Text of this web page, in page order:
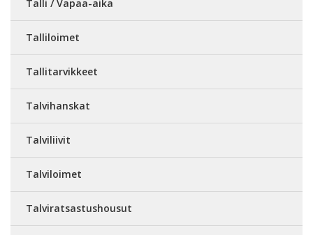
Talli / Vapaa-aika
Talliloimet
Tallitarvikkeet
Talvihanskat
Talviliivit
Talviloimet
Talviratsastushousut